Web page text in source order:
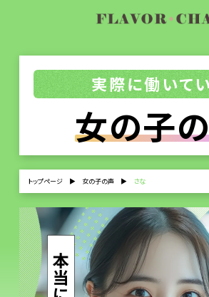
実際に働いて
女の子
トップページ▶ 女の子の声▶ さな